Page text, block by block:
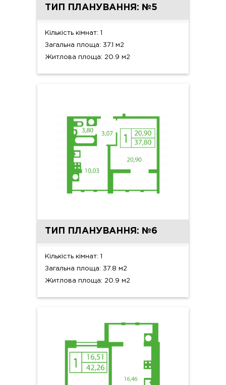
ТИП ПЛАНУВАННЯ: №5
Кількість кімнат: 1
Загальна площа: 37.1 м2
Житлова площа: 20.9 м2
ТИП ПЛАНУВАННЯ: №6
Кількість кімнат: 1
Загальна площа: 37.8 м2
Житлова площа: 20.9 м2